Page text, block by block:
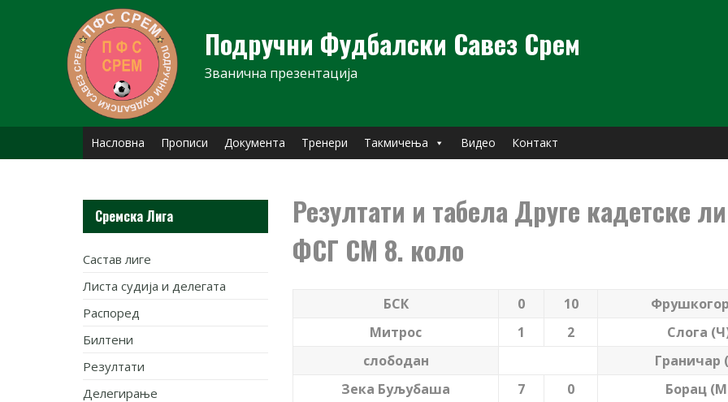
Подручни Фудбалски Савез Срем
Званична презентација
Насловна Прописи Документа Тренери Такмичења Видео Контакт
Резултати и табела Друге кадетске
ФСГ СМ 8. коло
БСК 0 10
Митрос
1 2
Слога
слободан
Граничар
Зека Буљубаша
7 0
Борац
Сремска Лига
Састав лиге
Листа судија и делегата
Распоред
Билтени
Резултати
Делегирање